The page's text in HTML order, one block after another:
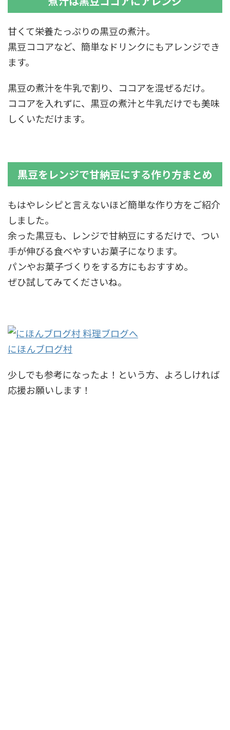
甘くて栄養たっぷりの黒豆の煮汁。
黒豆ココアなど、簡単なドリンクにもアレンジでき
ます。
黒豆の煮汁を牛乳で割り、ココアを混ぜるだけ。
ココアを入れずに、黒豆の煮汁と牛乳だけでも美味
しくいただけます。
黒豆をレンジで甘納豆にする作り方まとめ
もはやレシピと言えないほど簡単な作り方をご紹介
しました。
余った黒豆も、レンジで甘納豆にするだけで、つい
手が伸びる食べやすいお菓子になります。
パンやお菓子づくりをする方にもおすすめ。
ぜひ試してみてくださいね。
にほんブログ村
少しでも参考になったよ！という方、よろしければ
応援お願いします！